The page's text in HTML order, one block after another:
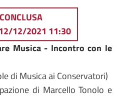
12/2021 11:30
Musica - Incontro con le
di Musica ai Conservatori)
di Marcello Tonolo e